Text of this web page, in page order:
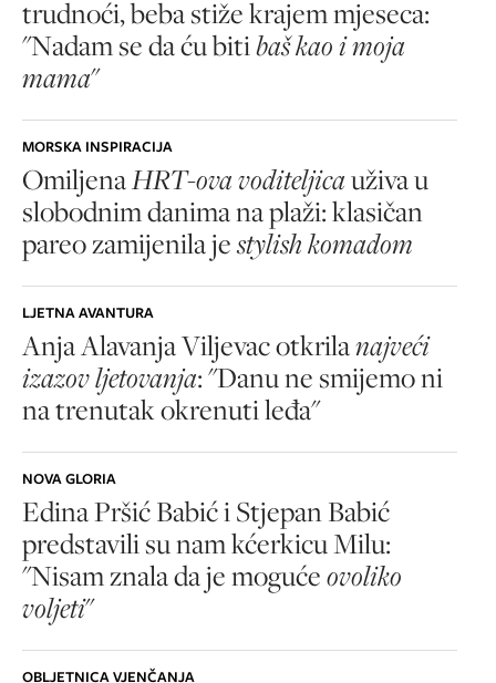
trudnoći, beba stiže krajem mjeseca:
"Nadam se da ću bitibaš kao i moja
mama"
MORSKA INSPIRACIJA
OmiljenaHRT-ova voditeljicauživa u
slobodnim danima na plaži: klasičan
pareo zamijenila jestylish komadom
LJETNA AVANTURA
Anja Alavanja Viljevac otkrilanajveći
izazov ljetovanja: "Danu ne smijemo ni
na trenutak okrenuti leđa"
NOVA GLORIA
Edina Pršić Babić i Stjepan Babić
predstavili su nam kćerkicu Milu:
"Nisam znala da je mogućeovoliko
voljeti"
OBLJETNICA VJENČANJA